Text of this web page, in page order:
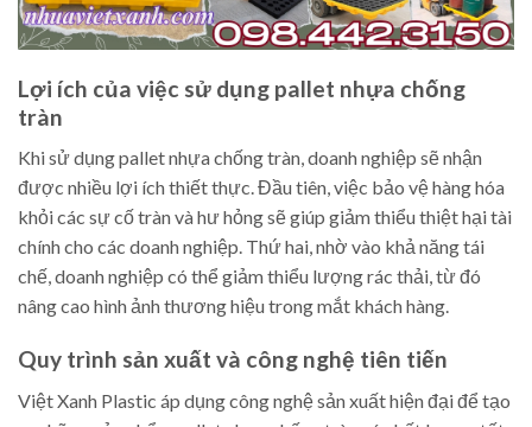
Lợi ích của việc sử dụng pallet nhựa chống
tràn
Khi sử dụng pallet nhựa chống tràn, doanh nghiệp sẽ nhận
được nhiều lợi ích thiết thực. Đầu tiên, việc bảo vệ hàng hóa
khỏi các sự cố tràn và hư hỏng sẽ giúp giảm thiểu thiệt hại tài
chính cho các doanh nghiệp. Thứ hai, nhờ vào khả năng tái
chế, doanh nghiệp có thể giảm thiểu lượng rác thải, từ đó
nâng cao hình ảnh thương hiệu trong mắt khách hàng.
Quy trình sản xuất và công nghệ tiên tiến
Việt Xanh Plastic áp dụng công nghệ sản xuất hiện đại để tạo